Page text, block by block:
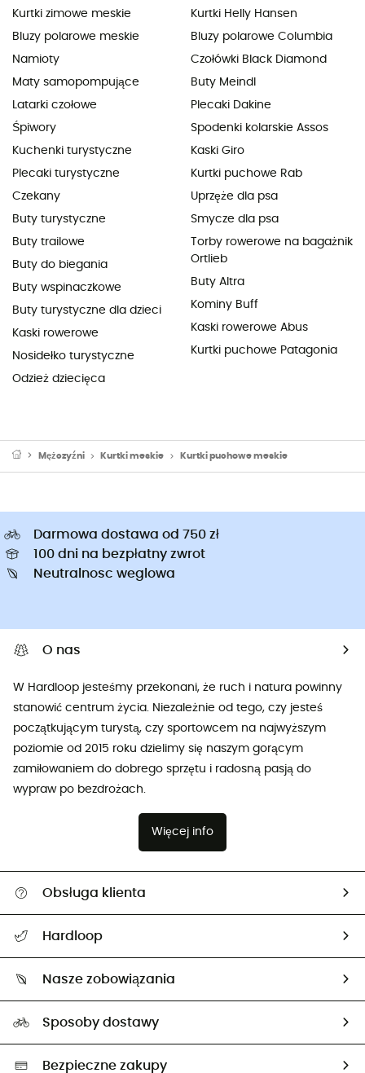
Kurtki zimowe meskie
Bluzy polarowe meskie
Namioty
Maty samopompujące
Latarki czołowe
Śpiwory
Kuchenki turystyczne
Plecaki turystyczne
Czekany
Buty turystyczne
Buty trailowe
Buty do biegania
Buty wspinaczkowe
Buty turystyczne dla dzieci
Kaski rowerowe
Nosidełko turystyczne
Odzież dziecięca
Kurtki Helly Hansen
Bluzy polarowe Columbia
Czołówki Black Diamond
Buty Meindl
Plecaki Dakine
Spodenki kolarskie Assos
Kaski Giro
Kurtki puchowe Rab
Uprzęże dla psa
Smycze dla psa
Torby rowerowe na bagażnik
Ortlieb
Buty Altra
Kominy Buff
Kaski rowerowe Abus
Kurtki puchowe Patagonia
Mężczyźni Kurtki meskie Kurtki puchowe meskie
Darmowa dostawa od 750 zł
100 dni na bezpłatny zwrot
Neutralnosc weglowa
O nas
W Hardloop jesteśmy przekonani, że ruch i natura powinny
stanowić centrum życia. Niezależnie od tego, czy jesteś
początkującym turystą, czy sportowcem na najwyższym
poziomie od 2015 roku dzielimy się naszym gorącym
zamiłowaniem do dobrego sprzętu i radosną pasją do
wypraw po bezdrożach.
Więcej info
Obsługa klienta
Śledzenie przesyłki
Zwrot artykułów i zwrot środków
Hardloop
Nasze zobowiązania
Neutralność węglowa
Wybrane produkty eko
Sposoby dostawy
Bezpieczne zakupy